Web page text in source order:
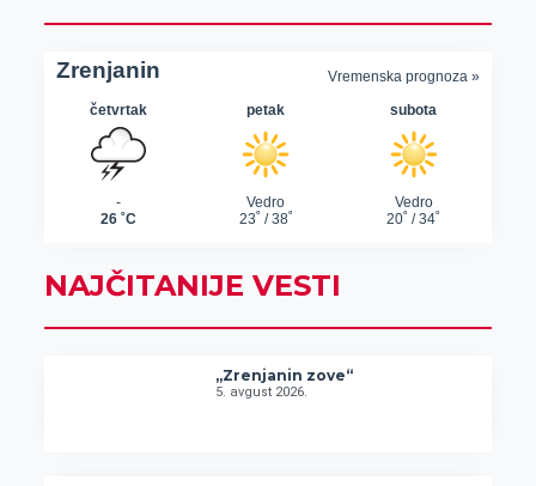
NAJČITANIJE VESTI
„Zrenjanin zove“
5. avgust 2026.